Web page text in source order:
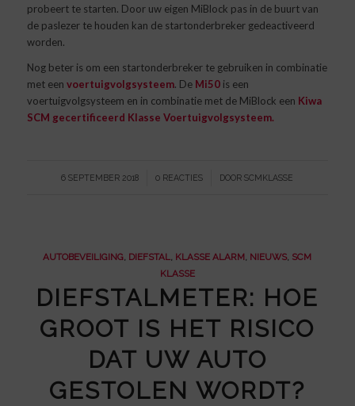
probeert te starten. Door uw eigen MiBlock pas in de buurt van
de paslezer te houden kan de startonderbreker gedeactiveerd
worden.
Nog beter is om een startonderbreker te gebruiken in combinatie
met een voertuigvolgsysteem. De Mi50is een
voertuigvolgsysteem en in combinatie met de MiBlock een Kiwa
SCM gecertificeerd Klasse Voertuigvolgsysteem.
6 SEPTEMBER 2018
/ 0 REACTIES
/ DOORSCMKLASSE
AUTOBEVEILIGING, DIEFSTAL, KLASSE ALARM, NIEUWS, SCM
KLASSE
DIEFSTALMETER: HOE
GROOT IS HET RISICO
DAT UW AUTO
GESTOLEN WORDT?